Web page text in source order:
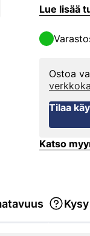
Lue lisää
Ostoa
Tilaa
Katso